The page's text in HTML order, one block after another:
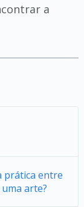
a
prática entre
arte?